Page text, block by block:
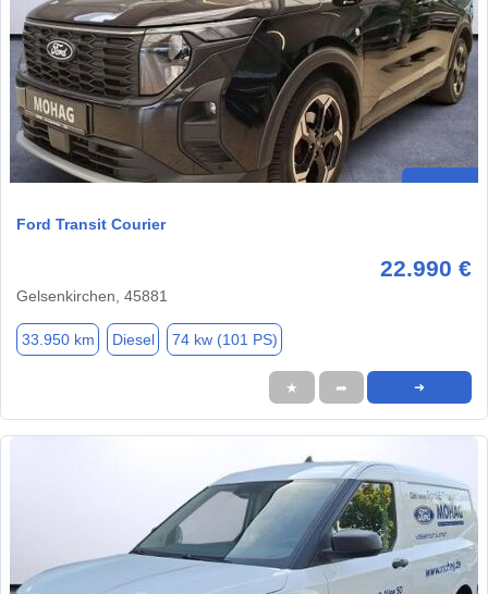
Ford Transit Courier
22.990 €
Gelsenkirchen, 45881
33.950 km Diesel 74 kw (101 PS)
★ ➦ ➜